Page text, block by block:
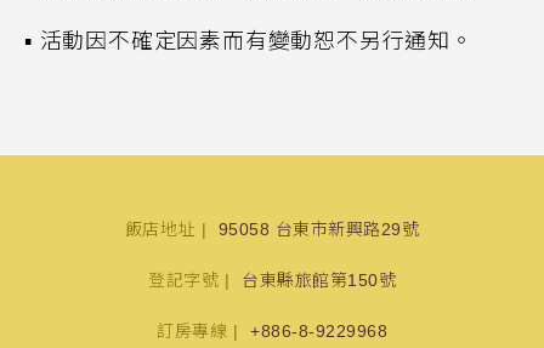
▪ 活動因不確定因素而有變動恕不另行通知。
飯店地址 95058 台東市新興路29號
登記字號 台東縣旅館第150號
訂房專線 +886-8-9229968